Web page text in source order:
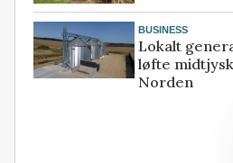
BUSINESS
Lokalt
løfte
Norden